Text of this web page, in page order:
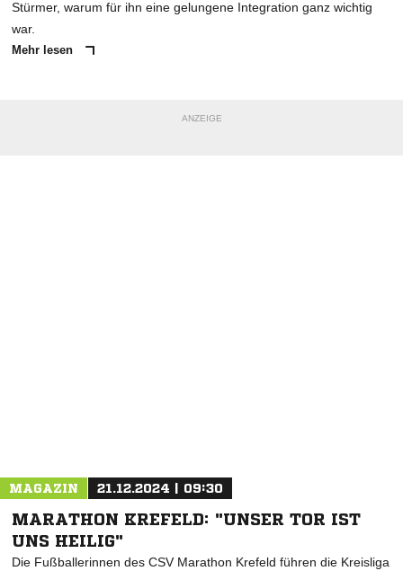
Stürmer, warum für ihn eine gelungene Integration ganz wichtig
war.
Mehr lesen
ANZEIGE
MAGAZIN 21.12.2024 | 09:30
MARATHON KREFELD: "UNSER TOR IST
UNS HEILIG"
Die Fußballerinnen des CSV Marathon Krefeld führen die Kreisliga